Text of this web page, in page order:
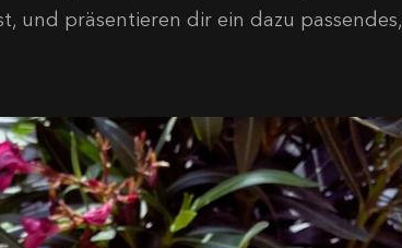
und präsentieren dir ein dazu passendes,